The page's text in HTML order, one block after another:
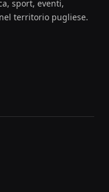
sport, eventi,
territorio pugliese.